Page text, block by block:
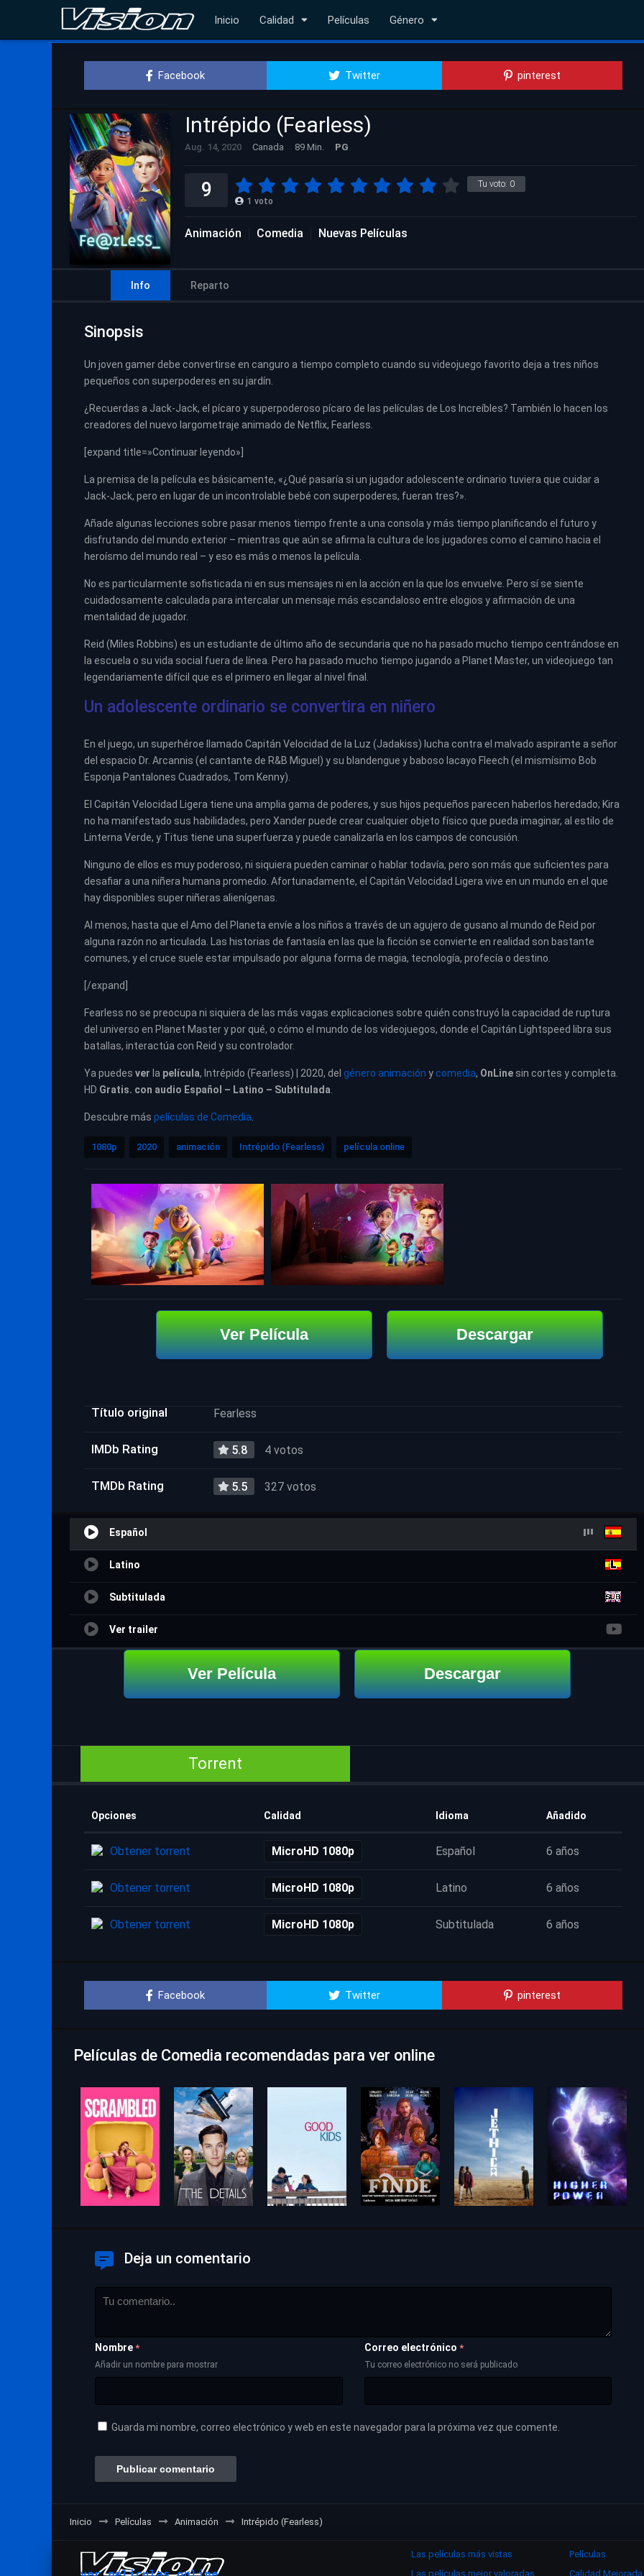
Inicio Calidad Películas Género
Facebook Twitter pinterest
Intrépido (Fearless)
Aug. 14, 2020 Canada 89 Min. PG
Tu voto: 0
9 1 voto
Animación Comedia Nuevas Películas
Info Reparto
Sinopsis
Un joven gamer debe convertirse en canguro a tiempo completo cuando su videojuego favorito deja a tres niños
pequeños con superpoderes en su jardín.
¿Recuerdas a Jack-Jack, el pícaro y superpoderoso pícaro de las películas de Los Increíbles? También lo hacen los
creadores del nuevo largometraje animado de Netflix, Fearless.
[expand title=»Continuar leyendo»]
La premisa de la película es básicamente, «¿Qué pasaría si un jugador adolescente ordinario tuviera que cuidar a
Jack-Jack, pero en lugar de un incontrolable bebé con superpoderes, fueran tres?».
Añade algunas lecciones sobre pasar menos tiempo frente a una consola y más tiempo planificando el futuro y
disfrutando del mundo exterior – mientras que aún se afirma la cultura de los jugadores como el camino hacia el
heroísmo del mundo real – y eso es más o menos la película.
No es particularmente sofisticada ni en sus mensajes ni en la acción en la que los envuelve. Pero sí se siente
cuidadosamente calculada para intercalar un mensaje más escandaloso entre elogios y afirmación de una
mentalidad de jugador.
Reid (Miles Robbins) es un estudiante de último año de secundaria que no ha pasado mucho tiempo centrándose en
la escuela o su vida social fuera de línea. Pero ha pasado mucho tiempo jugando a Planet Master, un videojuego tan
legendariamente difícil que es el primero en llegar al nivel final.
Un adolescente ordinario se convertira en niñero
En el juego, un superhéroe llamado Capitán Velocidad de la Luz (Jadakiss) lucha contra el malvado aspirante a señor
del espacio Dr. Arcannis (el cantante de R&B Miguel) y su blandengue y baboso lacayo Fleech (el mismísimo Bob
Esponja Pantalones Cuadrados, Tom Kenny).
El Capitán Velocidad Ligera tiene una amplia gama de poderes, y sus hijos pequeños parecen haberlos heredado; Kira
no ha manifestado sus habilidades, pero Xander puede crear cualquier objeto físico que pueda imaginar, al estilo de
Linterna Verde, y Titus tiene una superfuerza y puede canalizarla en los campos de concusión.
Ninguno de ellos es muy poderoso, ni siquiera pueden caminar o hablar todavía, pero son más que suficientes para
desafiar a una niñera humana promedio. Afortunadamente, el Capitán Velocidad Ligera vive en un mundo en el que
hay disponibles super niñeras alienígenas.
Al menos, hasta que el Amo del Planeta envíe a los niños a través de un agujero de gusano al mundo de Reid por
alguna razón no articulada. Las historias de fantasía en las que la ficción se convierte en realidad son bastante
comunes, y el cruce suele estar impulsado por alguna forma de magia, tecnología, profecía o destino.
[/expand]
Fearless no se preocupa ni siquiera de las más vagas explicaciones sobre quién construyó la capacidad de ruptura
del universo en Planet Master y por qué, o cómo el mundo de los videojuegos, donde el Capitán Lightspeed libra sus
batallas, interactúa con Reid y su controlador.
Ya puedes ver la película, Intrépido (Fearless) | 2020, del género animación ycomedia, OnLine sin cortes y completa.
HD Gratis. con audio Español – Latino – Subtitulada
Descubre más películas de Comedia
1080p 2020 animación Intrépido (Fearless) película online
Ver Película Descargar
Título original Fearless
IMDb Rating 5.8 4 votos
TMDb Rating 5.5 327 votos
Español
Latino
Subtitulada
Ver trailer
Ver Película Descargar
Torrent
Opciones Calidad Idioma Añadido
Obtener torrent MicroHD 1080p Español 6 años
Obtener torrent MicroHD 1080p Latino 6 años
Obtener torrent MicroHD 1080p Subtitulada 6 años
Facebook Twitter pinterest
Películas de Comedia recomendadas para ver online
Deja un comentario
Nombre *
Añadir un nombre para mostrar
Correo electrónico *
Tu correo electrónico no será publicado
Guarda mi nombre, correo electrónico y web en este navegador para la próxima vez que comente.
Inicio Películas Animación Intrépido (Fearless)
Las películas más vistas
Las películas mejor valoradas
Películas
Calidad Mejorada